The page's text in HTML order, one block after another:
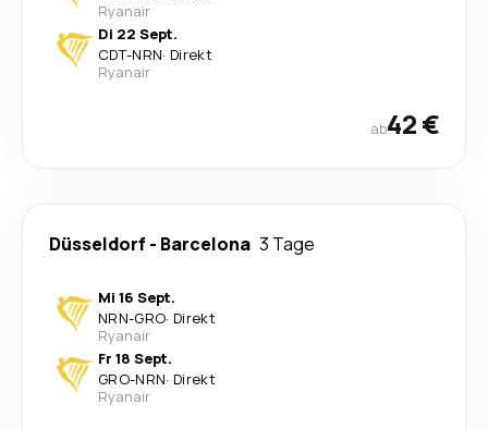
Ryanair
Di 22 Sept.
CDT-NRN· Direkt
Ryanair
ab42 €
Düsseldorf - Barcelona 3 Tage
Mi 16 Sept.
NRN-GRO· Direkt
Ryanair
Fr 18 Sept.
GRO-NRN· Direkt
Ryanair